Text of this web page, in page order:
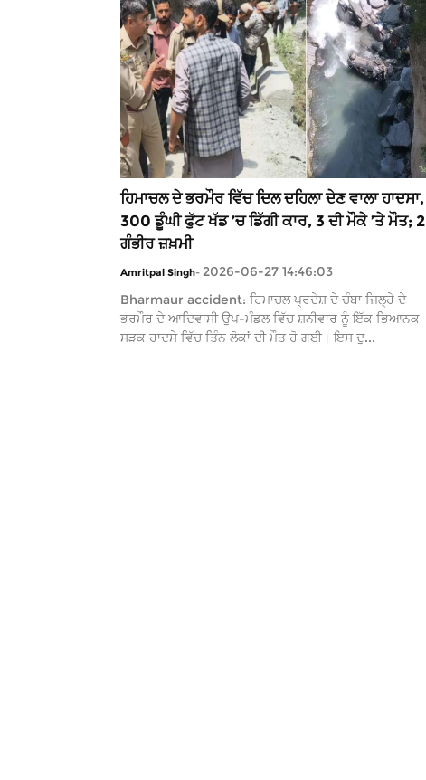
ਹਿਮਾਚਲ ਦੇ ਭਰਮੌਰ ਵਿੱਚ ਦਿਲ ਦਹਿਲਾ ਦੇਣ ਵਾਲਾ ਹਾਦਸਾ,
300 ਡੂੰਘੀ ਫੁੱਟ ਖੱਡ ’ਚ ਡਿੱਗੀ ਕਾਰ, 3 ਦੀ ਮੌਕੇ ’ਤੇ ਮੌਤ; 2
ਗੰਭੀਰ ਜ਼ਖ਼ਮੀ
Amritpal Singh- 2026-06-27 14:46:03
Bharmaur accident: ਹਿਮਾਚਲ ਪ੍ਰਦੇਸ਼ ਦੇ ਚੰਬਾ ਜ਼ਿਲ੍ਹੇ ਦੇ
ਭਰਮੌਰ ਦੇ ਆਦਿਵਾਸੀ ਉਪ-ਮੰਡਲ ਵਿੱਚ ਸ਼ਨੀਵਾਰ ਨੂੰ ਇੱਕ ਭਿਆਨਕ
ਸੜਕ ਹਾਦਸੇ ਵਿੱਚ ਤਿੰਨ ਲੋਕਾਂ ਦੀ ਮੌਤ ਹੋ ਗਈ। ਇਸ ਦੁ...